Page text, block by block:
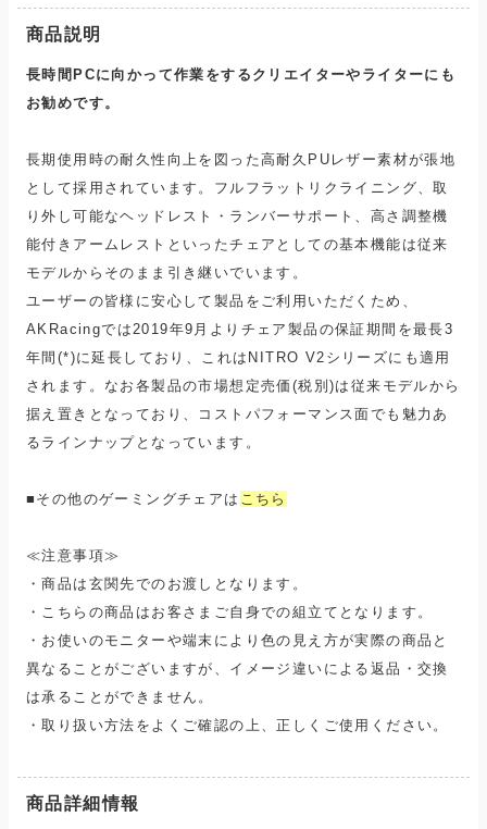
配送・送料について
交換または返品とさせていただきます。（送料は当社負担）
商品説明
長時間PCに向かって作業をするクリエイターやライターにも
お勧めです。
長期使用時の耐久性向上を図った高耐久PUレザー素材が張地
として採用されています。フルフラットリクライニング、取
り外し可能なヘッドレスト・ランバーサポート、高さ調整機
能付きアームレストといったチェアとしての基本機能は従来
モデルからそのまま引き継いでいます。
ユーザーの皆様に安心して製品をご利用いただくため、
AKRacingでは2019年9月よりチェア製品の保証期間を最長3
年間(*)に延長しており、これはNITRO V2シリーズにも適用
されます。なお各製品の市場想定売価(税別)は従来モデルから
据え置きとなっており、コストパフォーマンス面でも魅力あ
るラインナップとなっています。
■その他のゲーミングチェアは こちら
≪注意事項≫
・商品は玄関先でのお渡しとなります。
・こちらの商品はお客さまご自身での組立てとなります。
・お使いのモニターや端末により色の見え方が実際の商品と
異なることがございますが、イメージ違いによる返品・交換
は承ることができません。
・取り扱い方法をよくご確認の上、正しくご使用ください。
商品詳細情報